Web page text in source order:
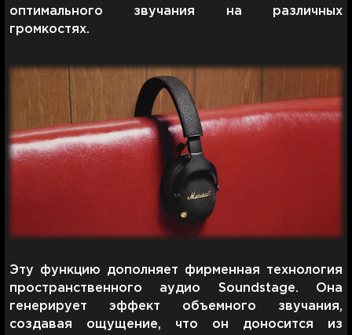
оптимального звучания на различных
громкостях.
Эту функцию дополняет фирменная технология
пространственного аудио Soundstage. Она
генерирует эффект объемного звучания,
создавая ощущение, что он доносится из